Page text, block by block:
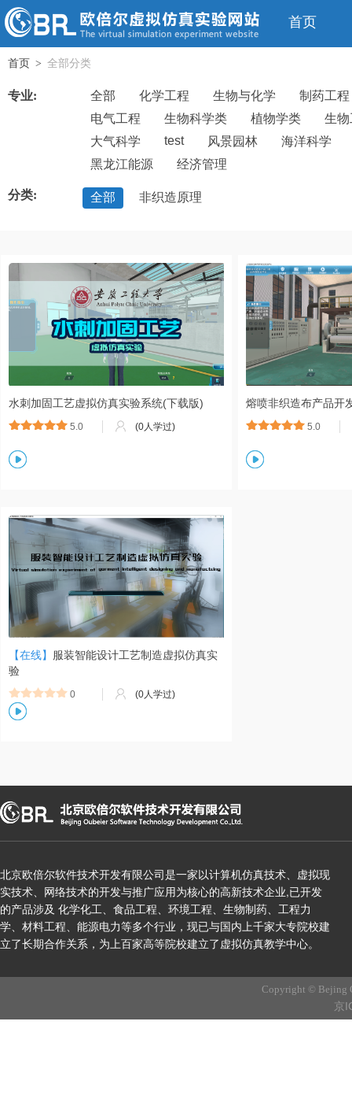
首页
首页 > 全部分类
专业: 全部 化学工程 生物与化学
制药工程
电气工程
生物科学类 植物学类
生
大气科学
test 风景园林
海洋科学
黑龙江能源
经济管理
分类: 全部 非织造原理
水刺加固工艺虚拟仿真实验系统(下载版)
5.0 (0人学过)
熔喷非织造布产品开
5.0
【在线】 服装智能设计工艺制造虚拟仿真实
验
0 (0人学过)
北京欧倍尔软件技术开发有限公司是一家以计算机仿真技术、虚拟现
实技术、网络技术的开发与推广应用为核心的高新技术企业,已开发
的产品涉及 化学化工、食品工程、环境工程、生物制药、工程力
学、材料工程、能源电力等多个行业，现已与国内上千家大专院校建
立了长期合作关系，为上百家高等院校建立了虚拟仿真教学中心。
Copyright © Bejing
京